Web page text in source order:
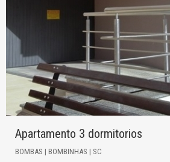
Apartamento 3 dormitorios
BOMBAS | BOMBINHAS | SC